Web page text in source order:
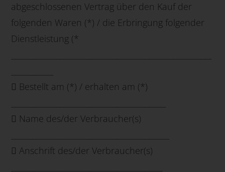
abgeschlossenen Vertrag über den Kauf der
folgenden Waren (*) / die Erbringung folgender
Dienstleistung (*
 Bestellt am (*) / erhalten am (*)
 Name des/der Verbraucher(s)
 Anschrift des/der Verbraucher(s)